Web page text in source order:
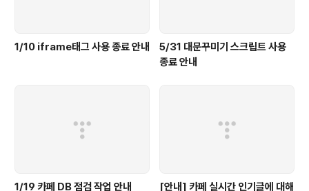
1/10 iframe태그 사용 종료 안내
5/31 대문꾸미기 스크립트 사용
종료 안내
1/19 카페 DB 점검 작업 안내
[안내] 카페 실시간 인기글에 대해